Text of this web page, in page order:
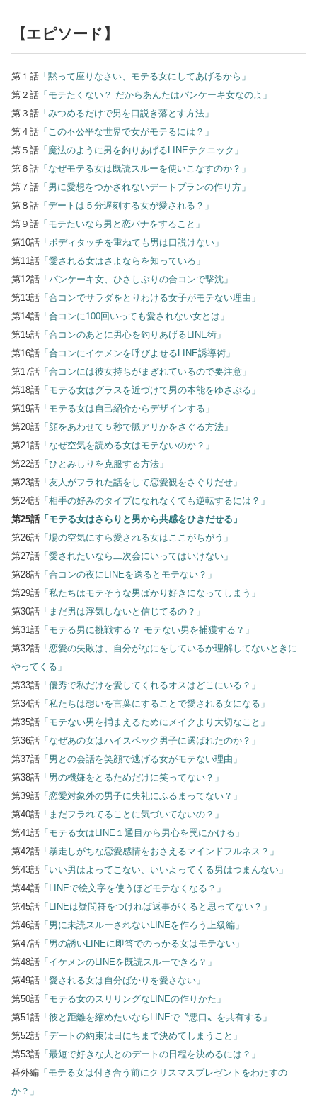
【エピソード】
第１話 「黙って座りなさい、モテる女にしてあげるから」
第２話 「モテたくない？ だからあんたはパンケーキ女なのよ」
第３話 「みつめるだけで男を口説き落とす方法」
第４話 「この不公平な世界で女がモテるには？」
第５話 「魔法のように男を釣りあげるLINEテクニック」
第６話 「なぜモテる女は既読スルーを使いこなすのか？」
第７話 「男に愛想をつかされないデートプランの作り方」
第８話 「デートは５分遅刻する女が愛される？」
第９話 「モテたいなら男と恋バナをすること」
第10話 「ボディタッチを重ねても男は口説けない」
第11話 「愛される女はさよならを知っている」
第12話 「パンケーキ女、ひさしぶりの合コンで撃沈」
第13話 「合コンでサラダをとりわける女子がモテない理由」
第14話 「合コンに100回いっても愛されない女とは」
第15話 「合コンのあとに男心を釣りあげるLINE術」
第16話 「合コンにイケメンを呼びよせるLINE誘導術」
第17話 「合コンには彼女持ちがまぎれているので要注意」
第18話 「モテる女はグラスを近づけて男の本能をゆさぶる」
第19話 「モテる女は自己紹介からデザインする」
第20話 「顔をあわせて５秒で脈アリかをさぐる方法」
第21話 「なぜ空気を読める女はモテないのか？」
第22話 「ひとみしりを克服する方法」
第23話 「友人がフラれた話をして恋愛観をさぐりだせ」
第24話 「相手の好みのタイプになれなくても逆転するには？」
第25話 「モテる女はさらりと男から共感をひきだせる」
第26話 「場の空気にすら愛される女はここがちがう」
第27話 「愛されたいなら二次会にいってはいけない」
第28話 「合コンの夜にLINEを送るとモテない？」
第29話 「私たちはモテそうな男ばかり好きになってしまう」
第30話 「まだ男は浮気しないと信じてるの？」
第31話 「モテる男に挑戦する？ モテない男を捕獲する？」
第32話 「恋愛の失敗は、自分がなにをしているか理解してないときに
やってくる」
第33話 「優秀で私だけを愛してくれるオスはどこにいる？」
第34話 「私たちは想いを言葉にすることで愛される女になる」
第35話 「モテない男を捕まえるためにメイクより大切なこと」
第36話 「なぜあの女はハイスペック男子に選ばれたのか？」
第37話 「男との会話を笑顔で逃げる女がモテない理由」
第38話 「男の機嫌をとるためだけに笑ってない？」
第39話 「恋愛対象外の男子に失礼にふるまってない？」
第40話 「まだフラれてることに気づいてないの？」
第41話 「モテる女はLINE１通目から男心を罠にかける」
第42話 「暴走しがちな恋愛感情をおさえるマインドフルネス？」
第43話 「いい男はよってこない、いいよってくる男はつまんない」
第44話 「LINEで絵文字を使うほどモテなくなる？」
第45話 「LINEは疑問符をつければ返事がくると思ってない？」
第46話 「男に未読スルーされないLINEを作ろう上級編」
第47話 「男の誘いLINEに即答でのっかる女はモテない」
第48話 「イケメンのLINEを既読スルーできる？」
第49話 「愛される女は自分ばかりを愛さない」
第50話 「モテる女のスリリングなLINEの作りかた」
第51話 「彼と距離を縮めたいならLINEで〝悪口〟を共有する」
第52話 「デートの約束は日にちまで決めてしまうこと」
第53話 「最短で好きな人とのデートの日程を決めるには？」
番外編 「モテる女は付き合う前にクリスマスプレゼントをわたすの
か？」